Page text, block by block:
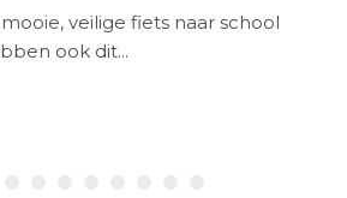
veilige fiets naar school
ook dit...